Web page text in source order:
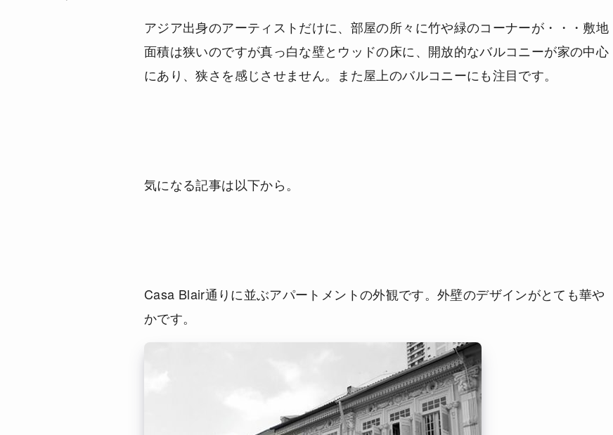
アジア出身のアーティストだけに、部屋の所々に竹や緑のコーナーが・・・敷地
面積は狭いのですが真っ白な壁とウッドの床に、開放的なバルコニーが家の中心
にあり、狭さを感じさせません。また屋上のバルコニーにも注目です。
気になる記事は以下から。
Casa Blair通りに並ぶアパートメントの外観です。外壁のデザインがとても華や
かです。